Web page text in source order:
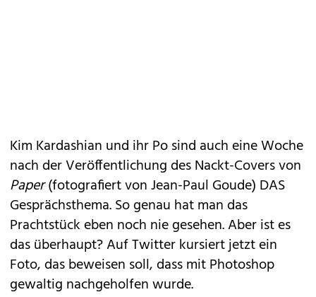
Kim Kardashian und ihr Po sind auch eine Woche
nach der Veröffentlichung des Nackt-Covers von
Paper(fotografiert von Jean-Paul Goude) DAS
Gesprächsthema. So genau hat man das
Prachtstück eben noch nie gesehen. Aber ist es
das überhaupt? Auf Twitter kursiert jetzt ein
Foto, das beweisen soll, dass mit Photoshop
gewaltig nachgeholfen wurde.